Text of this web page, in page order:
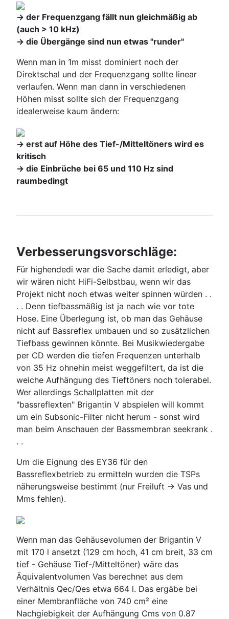
-> der Frequenzgang fällt nun gleichmäßig ab
(auch > 10 kHz)
-> die Übergänge sind nun etwas "runder"
Wenn man in 1m misst dominiert noch der
Direktschal und der Frequenzgang sollte linear
verlaufen. Wenn man dann in verschiedenen
Höhen misst sollte sich der Frequenzgang
idealerweise kaum ändern:
-> erst auf Höhe des Tief-/Mitteltöners wird es
kritisch
-> die Einbrüche bei 65 und 110 Hz sind
raumbedingt
Verbesserungsvorschläge:
Für highendedi war die Sache damit erledigt, aber
wir wären nicht HiFi-Selbstbau, wenn wir das
Projekt nicht noch etwas weiter spinnen würden . .
. . Denn tiefbassmäßig ist ja nach wie vor tote
Hose. Eine Überlegung ist, ob man das Gehäuse
nicht auf Bassreflex umbauen und so zusätzlichen
Tiefbass gewinnen könnte. Bei Musikwiedergabe
per CD werden die tiefen Frequenzen unterhalb
von 35 Hz ohnehin meist weggefiltert, da ist die
weiche Aufhängung des Tieftöners noch tolerabel.
Wer allerdings Schallplatten mit der
"bassreflexten" Brigantin V abspielen will kommt
um ein Subsonic-Filter nicht herum - sonst wird
man beim Anschauen der Bassmembran seekrank .
. .
Um die Eignung des EY36 für den
Bassreflexbetrieb zu ermitteln wurden die TSPs
näherungsweise bestimmt (nur Freiluft -> Vas und
Mms fehlen).
Wenn man das Gehäusevolumen der Brigantin V
mit 170 l ansetzt (129 cm hoch, 41 cm breit, 33 cm
tief - Gehäuse Tief-/Mitteltöner) wäre das
Äquivalentvolumen Vas berechnet aus dem
Verhältnis Qec/Qes etwa 664 l. Das ergäbe bei
einer Membranfläche von 740 cm² eine
Nachgiebigkeit der Aufhängung Cms von 0.87